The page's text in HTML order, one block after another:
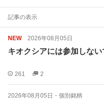
記事の表示
NEW 2026年08月05日
キオクシアには参加しない
261 2
2026年08月05日 ・ 個別銘柄